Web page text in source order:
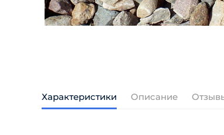
Характеристики Описание